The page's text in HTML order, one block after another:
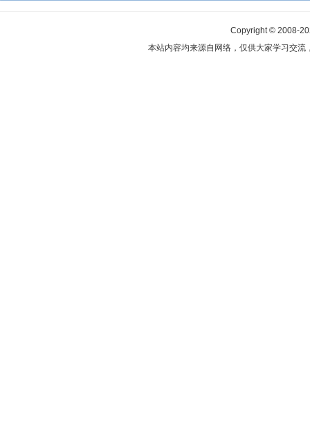
Copyright © 2008-
本站内容均来源自网络，仅供大家学习交